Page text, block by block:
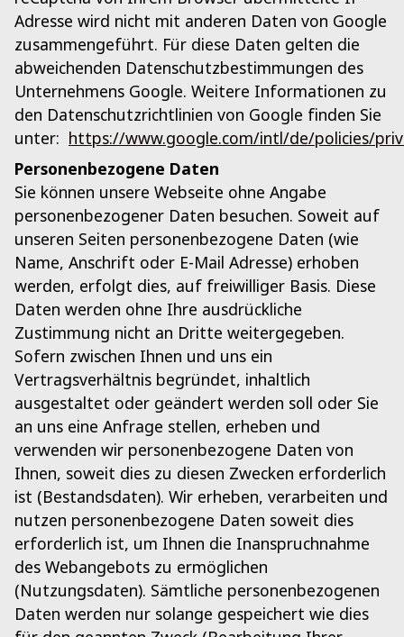
Adresse wird nicht mit anderen Daten von Google
zusammengeführt. Für diese Daten gelten die
abweichenden Datenschutzbestimmungen des
Unternehmens Google. Weitere Informationen zu
den Datenschutzrichtlinien von Google finden Sie
unter: https://www.google.com/intl/de/policies/
Personenbezogene Daten
Sie können unsere Webseite ohne Angabe
personenbezogener Daten besuchen. Soweit auf
unseren Seiten personenbezogene Daten (wie
Name, Anschrift oder E-Mail Adresse) erhoben
werden, erfolgt dies, auf freiwilliger Basis. Diese
Daten werden ohne Ihre ausdrückliche
Zustimmung nicht an Dritte weitergegeben.
Sofern zwischen Ihnen und uns ein
Vertragsverhältnis begründet, inhaltlich
ausgestaltet oder geändert werden soll oder Sie
an uns eine Anfrage stellen, erheben und
verwenden wir personenbezogene Daten von
Ihnen, soweit dies zu diesen Zwecken erforderlich
ist (Bestandsdaten). Wir erheben, verarbeiten und
nutzen personenbezogene Daten soweit dies
erforderlich ist, um Ihnen die Inanspruchnahme
des Webangebots zu ermöglichen
(Nutzungsdaten). Sämtliche personenbezogenen
Daten werden nur solange gespeichert wie dies